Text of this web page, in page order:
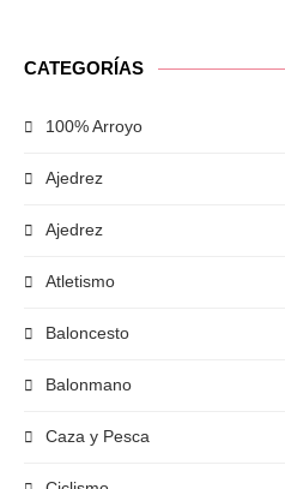
CATEGORÍAS
100% Arroyo
Ajedrez
Ajedrez
Atletismo
Baloncesto
Balonmano
Caza y Pesca